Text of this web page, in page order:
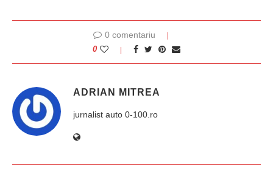
0 comentariu
0
ADRIAN MITREA
jurnalist auto 0-100.ro